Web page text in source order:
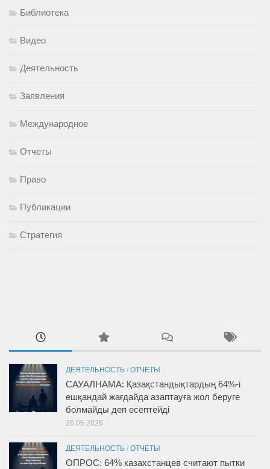
Библиотека
Видео
Деятельность
Заявления
Международное
Отчеты
Право
Публикации
Стратегия
ДЕЯТЕЛЬНОСТЬ / ОТЧЕТЫ
САУАЛНАМА: Қазақстандықтардың 64%-і
ешқандай жағдайда азаптауға жол беруге
болмайды деп есептейді
26.06.2026
ДЕЯТЕЛЬНОСТЬ / ОТЧЕТЫ
ОПРОС: 64% казахстанцев считают пытки